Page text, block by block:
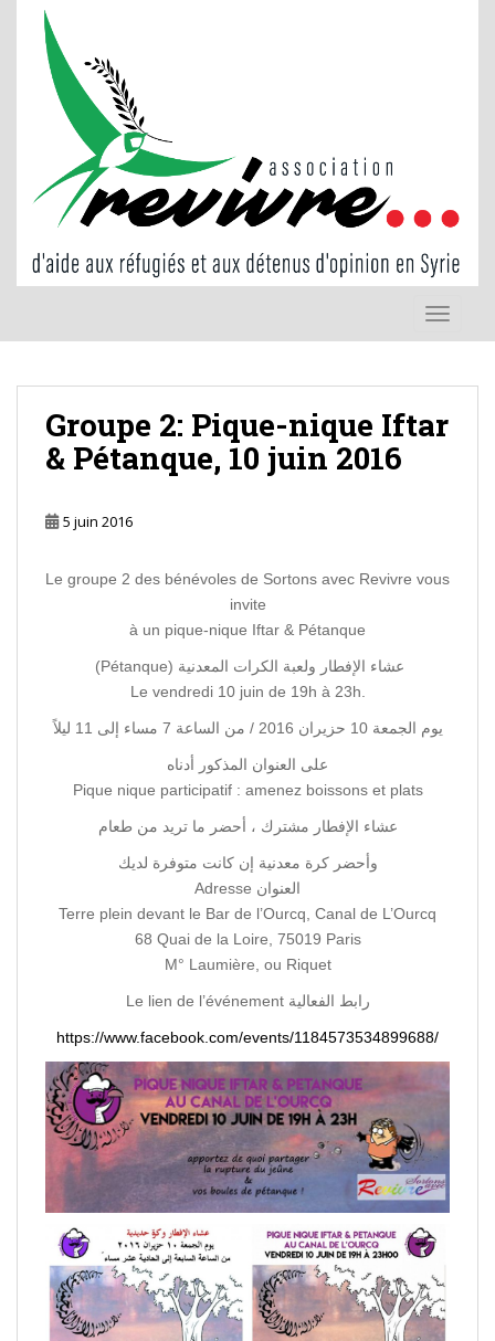
t
Groupe 2: Pique-nique Iftar
& Pétanque, 10 juin 2016
5 juin 2016
Le groupe 2 des bénévoles de Sortons avec Revivre vous
invite
à un pique-nique Iftar & Pétanque
(Pétanque) عشاء الإفطار ولعبة الكرات المعدنية
Le vendredi 10 juin de 19h à 23h.
يوم الجمعة 10 حزيران 2016 / من الساعة 7 مساء إلى 11 ليلاً
على العنوان المذكور أدناه
Pique nique participatif : amenez boissons et plats
عشاء الإفطار مشترك ، أحضر ما تريد من طعام
وأحضر كرة معدنية إن كانت متوفرة لديك
Adresse العنوان
Terre plein devant le Bar de l’Ourcq, Canal de L’Ourcq
68 Quai de la Loire, 75019 Paris
M° Laumière, ou Riquet
Le lien de l’événement رابط الفعالية
https://www.facebook.com/events/1184573534899688/